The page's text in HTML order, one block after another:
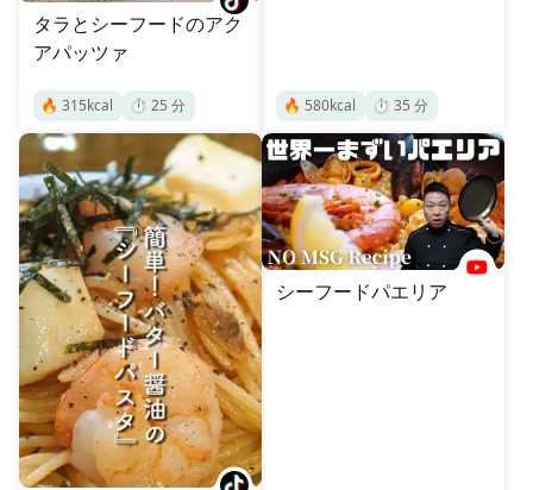
タラとシーフードのアク
アパッツァ
🔥 315kcal ⏱️ 25 分 🔥 580kcal ⏱️ 35 分
シーフードパエリア